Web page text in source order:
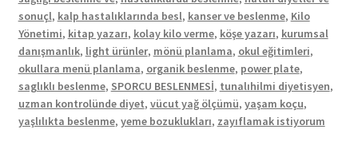
sonuçl, kalp hastalıklarında besl, kanser ve beslenme, Kilo
Yönetimi, kitap yazarı, kolay kilo verme, köşe yazarı, kurumsal
danışmanlık, light ürünler, mönü planlama, okul eğitimleri,
okullara menü planlama, organik beslenme, power plate,
saglıklı beslenme, SPORCU BESLENMESİ, tunalıhilmi diyetisyen,
uzman kontrolünde diyet, vücut yağ ölçümü, yaşam koçu,
yaşlılıkta beslenme, yeme bozuklukları, zayıflamak istiyorum